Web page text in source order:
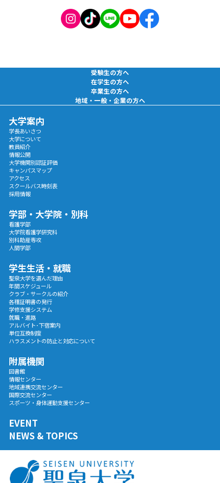
受験生の方へ
在学生の方へ
卒業生の方へ
地域・一般・企業の方へ
大学案内
学長あいさつ
大学について
教員紹介
情報公開
大学機関別認証評価
キャンパスマップ
アクセス
スクールバス時刻表
採用情報
学部・大学院・別科
看護学部
大学院看護学研究科
別科助産専攻
人間学部
学生生活・就職
聖泉大学を選んだ理由
年間スケジュール
クラブ・サークルの紹介
各種証明書の発行
学修支援システム
就職・進路
アルバイト･下宿案内
単位互換制度
ハラスメントの防止と対応について
附属機関
図書館
情報センター
地域連携交流センター
国際交流センター
スポーツ・身体運動支援センター
EVENT
NEWS & TOPICS